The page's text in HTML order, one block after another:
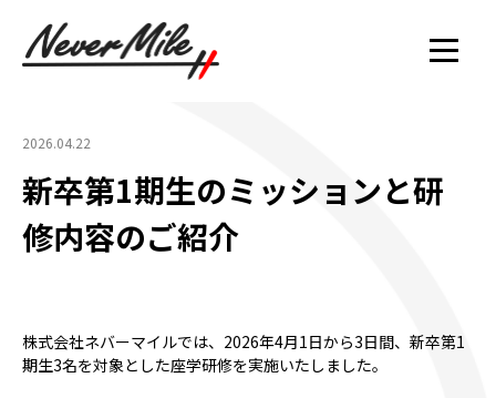
2026.04.22
新卒第1期生のミッションと研
修内容のご紹介
株式会社ネバーマイルでは、2026年4月1日から3日間、新卒第1
期生3名を対象とした座学研修を実施いたしました。